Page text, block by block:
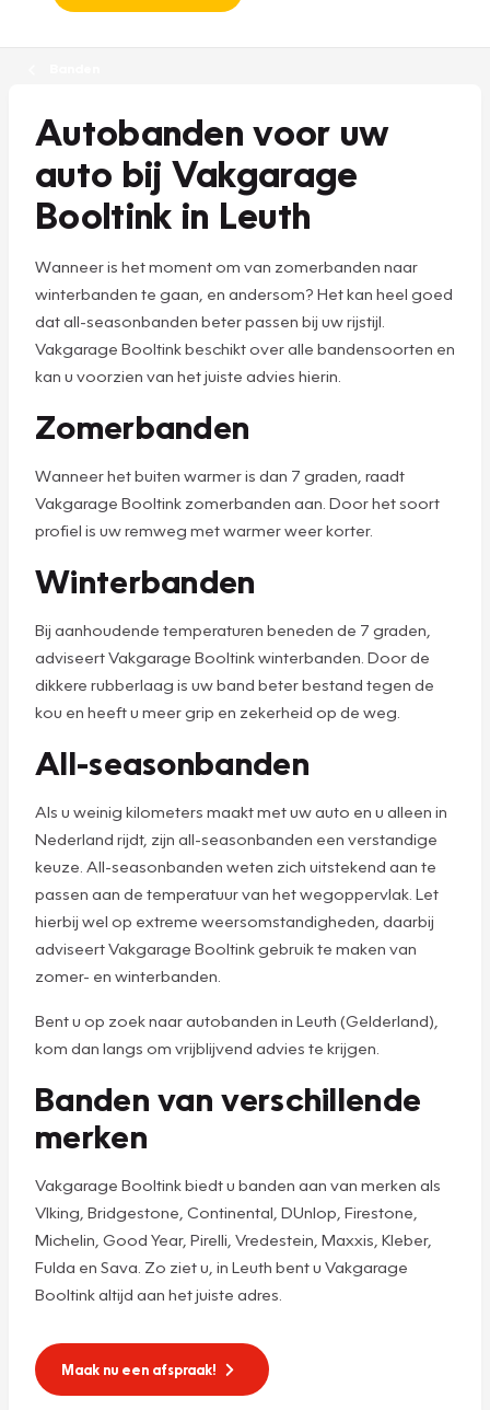
Autobanden voor uw
auto bij Vakgarage
Booltink in Leuth
Wanneer is het moment om van zomerbanden naar
winterbanden te gaan, en andersom? Het kan heel goed
dat all-seasonbanden beter passen bij uw rijstijl.
Vakgarage Booltink beschikt over alle bandensoorten en
kan u voorzien van het juiste advies hierin.
Zomerbanden
Wanneer het buiten warmer is dan 7 graden, raadt
Vakgarage Booltink zomerbanden aan. Door het soort
profiel is uw remweg met warmer weer korter.
Winterbanden
Bij aanhoudende temperaturen beneden de 7 graden,
adviseert Vakgarage Booltink winterbanden. Door de
dikkere rubberlaag is uw band beter bestand tegen de
kou en heeft u meer grip en zekerheid op de weg.
All-seasonbanden
Als u weinig kilometers maakt met uw auto en u alleen in
Nederland rijdt, zijn all-seasonbanden een verstandige
keuze. All-seasonbanden weten zich uitstekend aan te
passen aan de temperatuur van het wegoppervlak. Let
hierbij wel op extreme weersomstandigheden, daarbij
adviseert Vakgarage Booltink gebruik te maken van
zomer- en winterbanden.
Bent u op zoek naar autobanden in Leuth (Gelderland),
kom dan langs om vrijblijvend advies te krijgen.
Banden van verschillende
merken
Vakgarage Booltink biedt u banden aan van merken als
VIking, Bridgestone, Continental, DUnlop, Firestone,
Michelin, Good Year, Pirelli, Vredestein, Maxxis, Kleber,
Fulda en Sava. Zo ziet u, in Leuth bent u Vakgarage
Booltink altijd aan het juiste adres.
Maak nu een afspraak!